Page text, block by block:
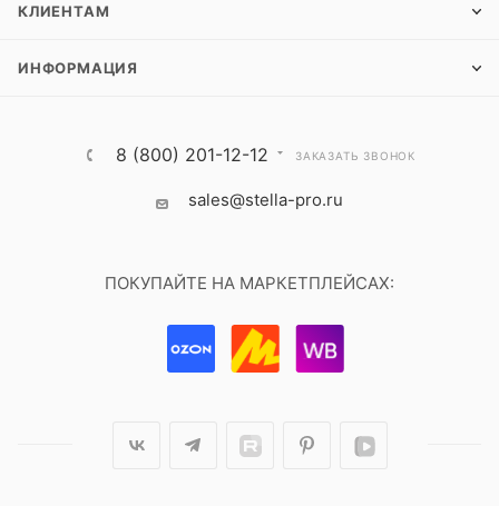
КЛИЕНТАМ
ИНФОРМАЦИЯ
8 (800) 201-12-12 ЗАКАЗАТЬ ЗВОНОК
sales@stella-pro.ru
ПОКУПАЙТЕ НА МАРКЕТПЛЕЙСАХ: